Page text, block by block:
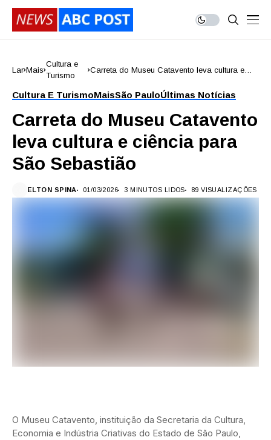
Lar Mais
Cultura e
Turismo
Carreta do Museu Catavento leva cultura e
Cultura E TurismoMaisSão PauloÚltimas Notícias
Carreta do Museu Catavento
leva cultura e ciência para
São Sebastião
ELTON SPINA 01/03/2026 3 MINUTOS LIDOS 89 VISUALIZAÇÕES
O Museu Catavento, instituição da Secretaria da Cultura,
Economia e Indústria Criativas do Estado de São Paulo,